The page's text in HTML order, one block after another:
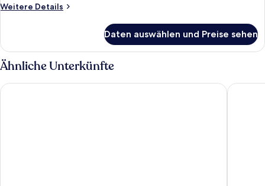
Weitere Details
Weitere
Daten auswählen und Preise sehen
Ähnliche Unterkünfte
HOTEL Kazusaya Hotel